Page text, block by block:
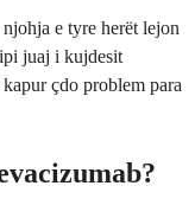
e tyre herët lejon
juaj i kujdesit
çdo problem para